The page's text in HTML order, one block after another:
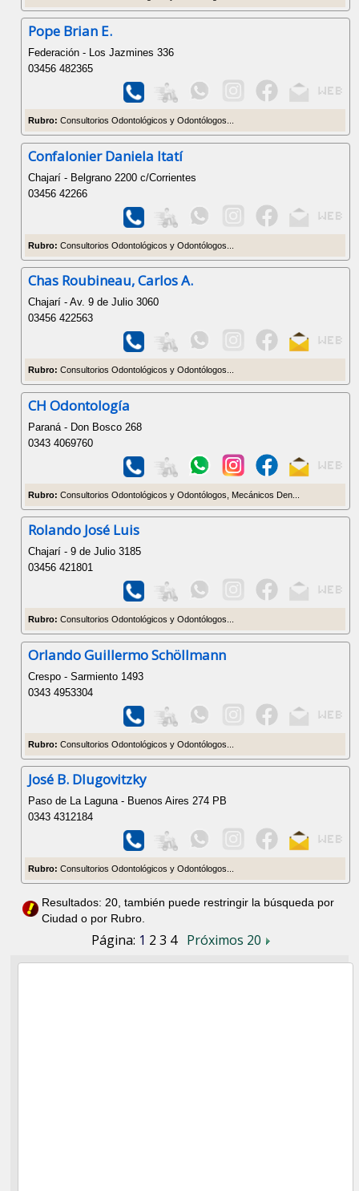
Pope Brian E.
Federación - Los Jazmines 336
03456 482365
Rubro: Consultorios Odontológicos y Odontólogos...
Confalonier Daniela Itatí
Chajarí - Belgrano 2200 c/Corrientes
03456 42266
Rubro: Consultorios Odontológicos y Odontólogos...
Chas Roubineau, Carlos A.
Chajarí - Av. 9 de Julio 3060
03456 422563
Rubro: Consultorios Odontológicos y Odontólogos...
CH Odontología
Paraná - Don Bosco 268
0343 4069760
Rubro: Consultorios Odontológicos y Odontólogos, Mecánicos Den...
Rolando José Luis
Chajarí - 9 de Julio 3185
03456 421801
Rubro: Consultorios Odontológicos y Odontólogos...
Orlando Guillermo Schöllmann
Crespo - Sarmiento 1493
0343 4953304
Rubro: Consultorios Odontológicos y Odontólogos...
José B. Dlugovitzky
Paso de La Laguna - Buenos Aires 274 PB
0343 4312184
Rubro: Consultorios Odontológicos y Odontólogos...
Resultados: 20, también puede restringir la búsqueda por
Ciudad o por Rubro.
Página: 1 2 3 4 Próximos 20